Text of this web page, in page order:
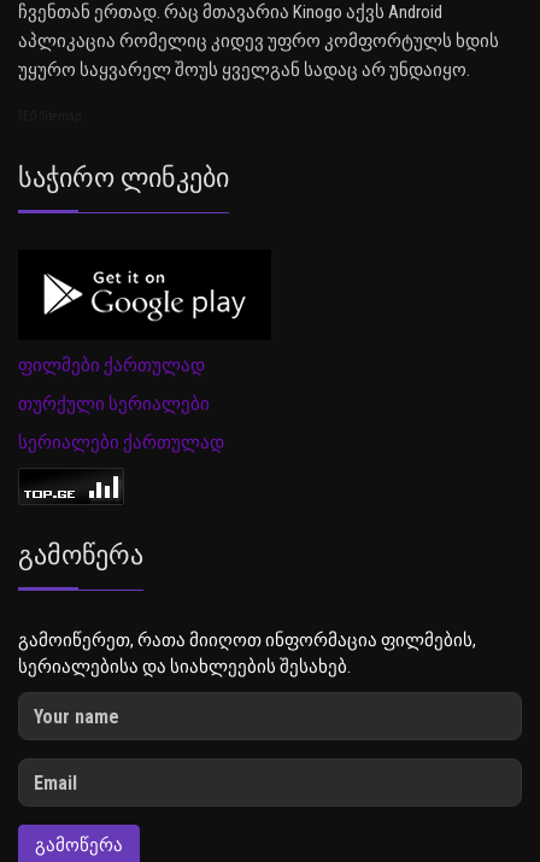
ჩვენთან ერთად. რაც მთავარია Kinogo აქვს Android
აპლიკაცია რომელიც კიდევ უფრო კომფორტულს ხდის
უყურო საყვარელ შოუს ყველგან სადაც არ უნდაიყო.
Საჭირო Ლინკები
ფილმები ქართულად
თურქული სერიალები
სერიალები ქართულად
Გამოწერა
გამოიწერეთ, რათა მიიღოთ ინფორმაცია ფილმების,
სერიალებისა და სიახლეების შესახებ.
ᲒᲐᲛᲝᲬᲔᲠᲐ